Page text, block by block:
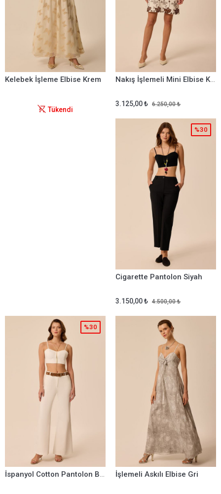
Kelebek İşleme Elbise Krem
Tükendi
Nakış İşlemeli Mini Elbise Kahverengi
3.125,00 ₺ 6.250,00 ₺
Cigarette Pantolon Siyah
3.150,00 ₺ 4.500,00 ₺
%30
İspanyol Cotton Pantolon Beyaz
%30
İşlemeli Askılı Elbise Gri